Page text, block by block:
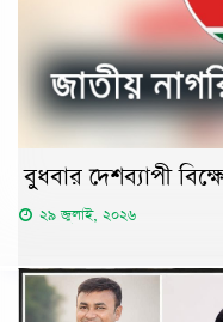
বুধবার দেশব্যাপী
২৯ জুলাই, ২০২৬